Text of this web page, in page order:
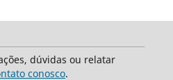
dúvidas ou relatar
conosco.